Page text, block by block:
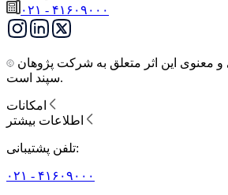
۰۲۱ - ۴۱۶۰۹۰۰۰
سپند است.
تلفن پشتیبانی:
۰۲۱ - ۴۱۶۰۹۰۰۰